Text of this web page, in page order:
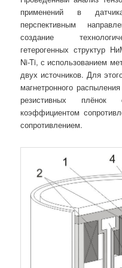
применений в
перспективным
создание
гетерогенных структур
Ni-Ti, с использованием
двух источников. Для
магнетронного
резистивных плёнок
коэффициентом
сопротивлением.